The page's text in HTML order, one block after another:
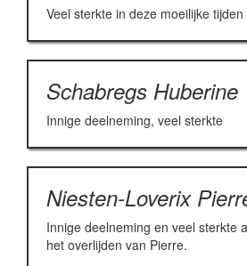
Veel sterkte in deze moeilijke tijden
Schabregs Huberine
Innige deelneming, veel sterkte
Niesten-Loverix
Innige deelneming en veel sterkte
het overlijden van Pierre.